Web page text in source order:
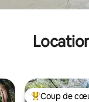
Coup de